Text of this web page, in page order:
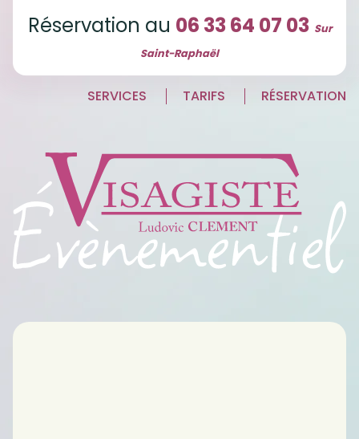
Réservation au 06 33 64 07 03 Sur
Saint-Raphaël
SERVICES TARIFS RÉSERVATION